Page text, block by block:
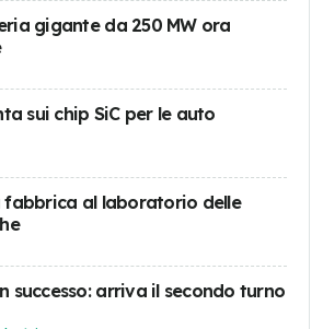
gigante da 250 MW ora
sui chip SiC per le auto
fabbrica al laboratorio delle
successo: arriva il secondo turno